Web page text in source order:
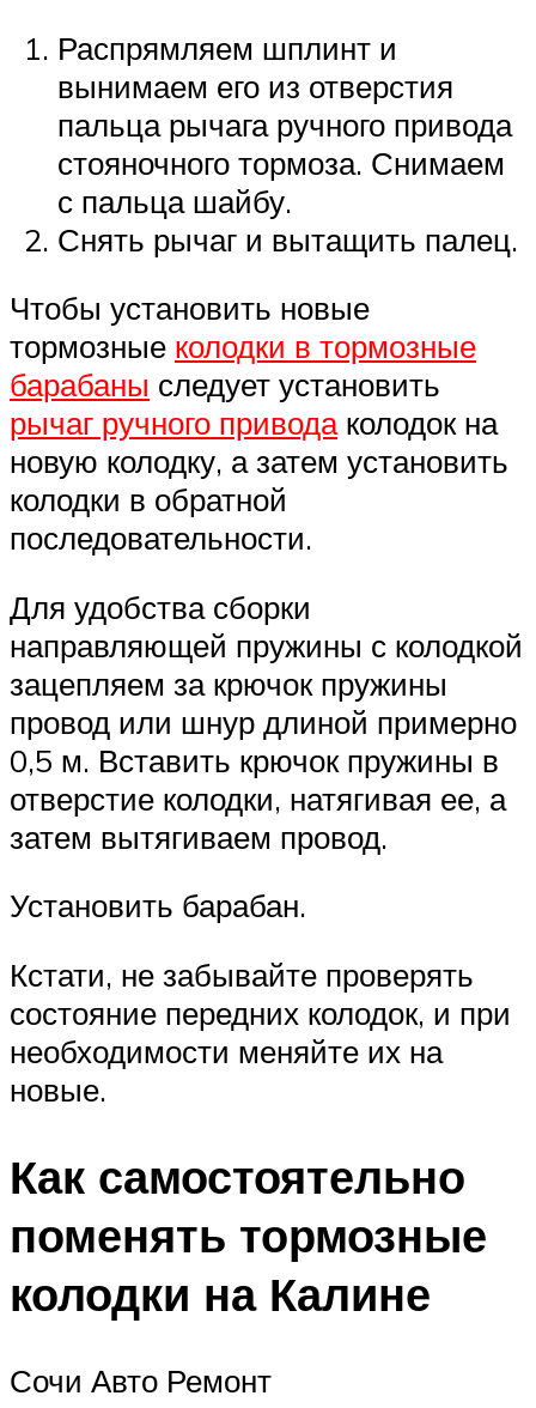
Распрямляем шплинт и
вынимаем его из отверстия
пальца рычага ручного привода
стояночного тормоза. Снимаем
с пальца шайбу.
Снять рычаг и вытащить палец.
Чтобы установить новые
тормозные колодки в тормозные
барабаны следует установить
рычаг ручного приводаколодок на
новую колодку, а затем установить
колодки в обратной
последовательности.
Для удобства сборки
направляющей пружины с колодкой
зацепляем за крючок пружины
провод или шнур длиной примерно
0,5 м. Вставить крючок пружины в
отверстие колодки, натягивая ее, а
затем вытягиваем провод.
Установить барабан.
Кстати, не забывайте проверять
состояние передних колодок, и при
необходимости меняйте их на
новые.
Как самостоятельно
поменять тормозные
колодки на Калине
Сочи Авто Ремонт